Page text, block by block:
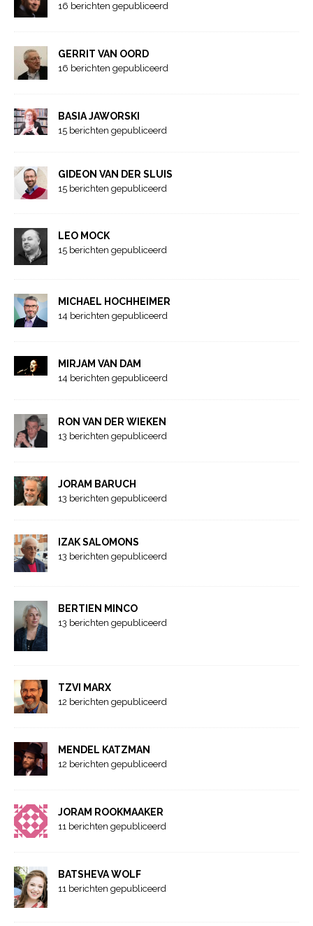
16 berichten gepubliceerd
GERRIT VAN OORD
16 berichten gepubliceerd
BASIA JAWORSKI
15 berichten gepubliceerd
GIDEON VAN DER SLUIS
15 berichten gepubliceerd
LEO MOCK
15 berichten gepubliceerd
MICHAEL HOCHHEIMER
14 berichten gepubliceerd
MIRJAM VAN DAM
14 berichten gepubliceerd
RON VAN DER WIEKEN
13 berichten gepubliceerd
JORAM BARUCH
13 berichten gepubliceerd
IZAK SALOMONS
13 berichten gepubliceerd
BERTIEN MINCO
13 berichten gepubliceerd
TZVI MARX
12 berichten gepubliceerd
MENDEL KATZMAN
12 berichten gepubliceerd
JORAM ROOKMAAKER
11 berichten gepubliceerd
BATSHEVA WOLF
11 berichten gepubliceerd